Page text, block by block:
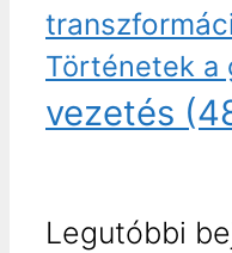
Történetek a
vezetés
Legutóbbi